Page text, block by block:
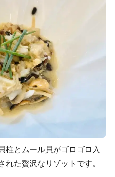
柱とムール貝がゴロゴロ入
れた贅沢なリゾットです。